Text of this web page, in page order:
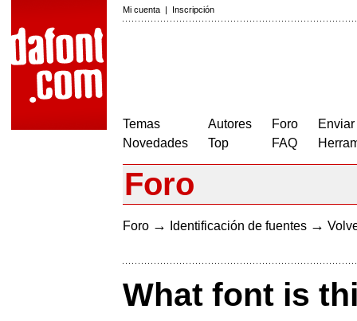
Mi cuenta | Inscripción
Temas
Novedades
Autores
Top
Foro
FAQ
Foro
Foro → Identificación de fuentes →
What font is